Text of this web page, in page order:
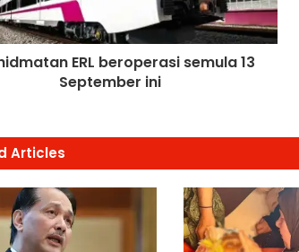
ERL beroperasi semula 13
September ini
Articles